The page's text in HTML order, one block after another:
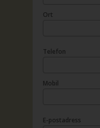
Ort
Telefon
Mobil
E-postadress